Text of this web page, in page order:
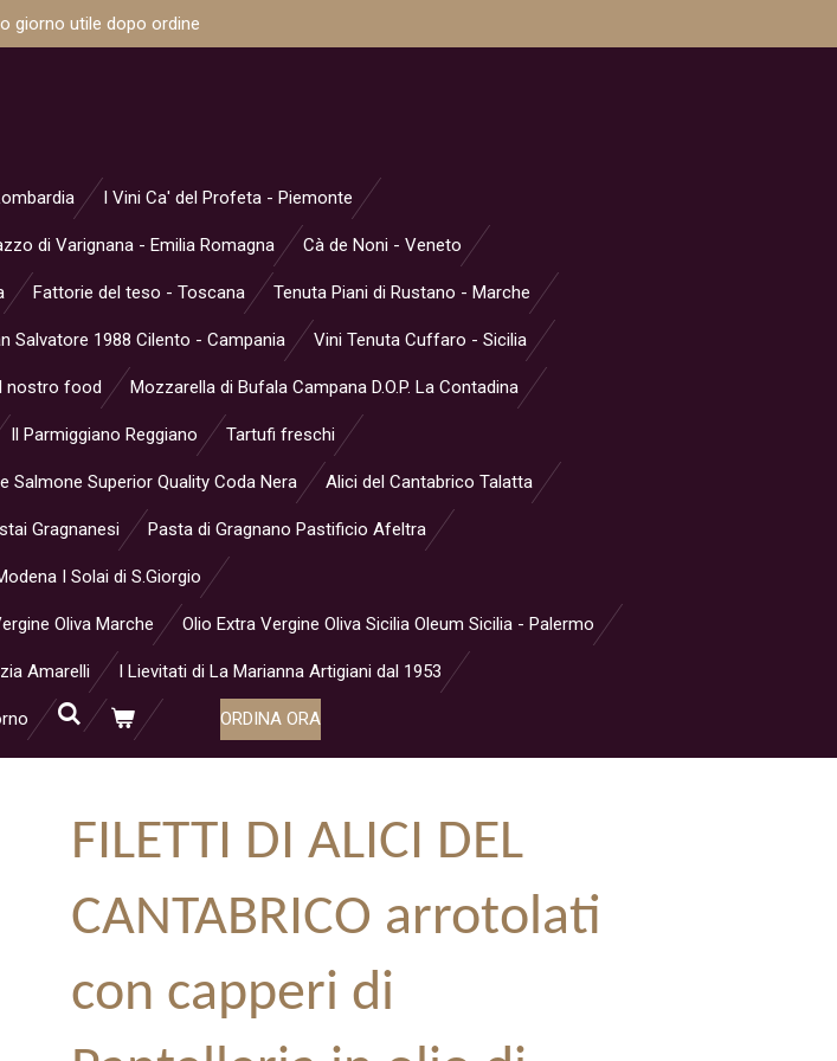
giorno utile dopo ordine
I Vini Ca' del Profeta - Piemonte
di Varignana - Emilia Romagna Cà de Noni - Veneto
Fattorie del teso - Toscana Tenuta Piani di Rustano - Marche
Salvatore 1988 Cilento - Campania Vini Tenuta Cuffaro - Sicilia
nostro food Mozzarella di Bufala Campana D.O.P. La Contadina
Il Parmiggiano Reggiano Tartufi freschi
Salmone Superior Quality Coda Nera Alici del Cantabrico Talatta
Gragnanesi Pasta di Gragnano Pastificio Afeltra
I Solai di S.Giorgio
Oliva Marche Olio Extra Vergine Oliva Sicilia Oleum Sicilia - Palermo
Amarelli I Lievitati di La Marianna Artigiani dal 1953
ORDINA ORA
FILETTI DI ALICI DEL
CANTABRICO arrotolati
con capperi di